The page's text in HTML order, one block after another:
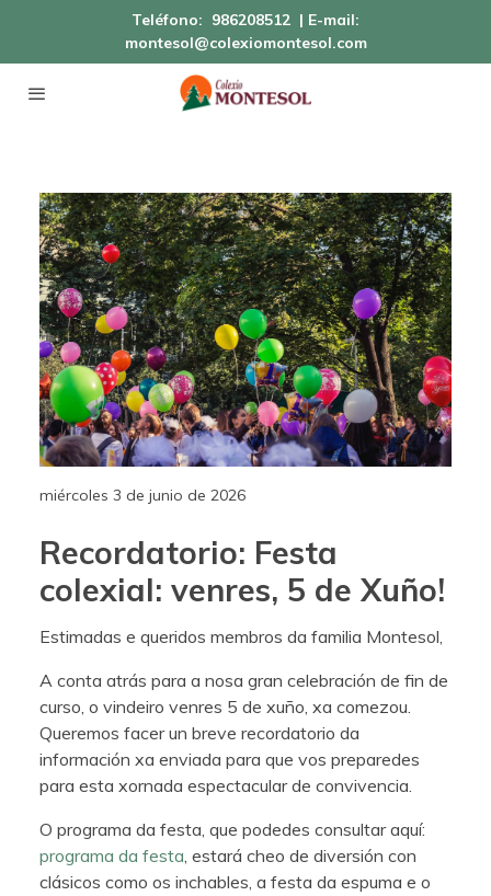
Teléfono: 986208512 | E-mail:
montesol@colexiomontesol.com
miércoles 3 de junio de 2026
Recordatorio: Festa
colexial: venres, 5 de Xuño!
Estimadas e queridos membros da familia Montesol,
A conta atrás para a nosa gran celebración de fin de
curso, o vindeiro venres 5 de xuño, xa comezou.
Queremos facer un breve recordatorio da
información xa enviada para que vos preparedes
para esta xornada espectacular de convivencia.
O programa da festa, que podedes consultar aquí:
programa da festa, estará cheo de diversión con
clásicos como os inchables, a festa da espuma e o